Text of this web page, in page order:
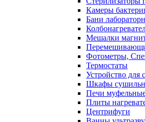
Камеры
Бани
Мешалки
Фотометры,
Термостаты
Устройство для
Шкафы
Печи
Плиты
Центрифуги